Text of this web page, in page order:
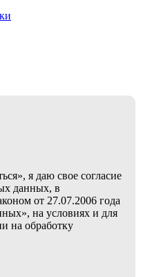
я даю свое согласие
данных, в
от 27.07.2006 года
на условиях и для
на обработку